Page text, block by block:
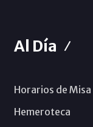
Al Día
Horarios de Misa
Hemeroteca